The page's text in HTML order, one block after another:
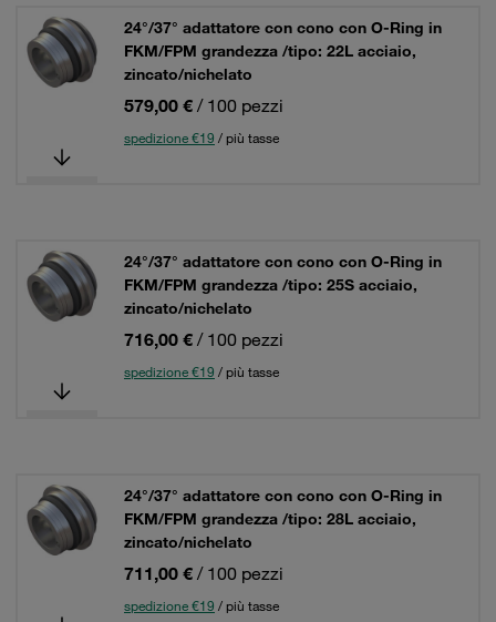
24°/37° adattatore con cono con O-Ring in
FKM/FPM grandezza /tipo: 22L acciaio,
zincato/nichelato
579,00 € / 100 pezzi
spedizione €19 / più tasse
24°/37° adattatore con cono con O-Ring in
FKM/FPM grandezza /tipo: 25S acciaio,
zincato/nichelato
716,00 € / 100 pezzi
spedizione €19 / più tasse
24°/37° adattatore con cono con O-Ring in
FKM/FPM grandezza /tipo: 28L acciaio,
zincato/nichelato
711,00 € / 100 pezzi
spedizione €19 / più tasse